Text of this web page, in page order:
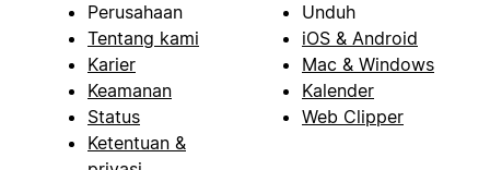
Perusahaan
Tentang kami
Karier
Keamanan
Status
Ketentuan &
Unduh
iOS & Android
Mac & Windows
Kalender
Web Clipper